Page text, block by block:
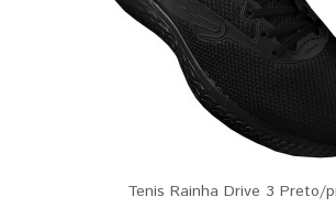
Tenis Rainha Drive 3 Preto/